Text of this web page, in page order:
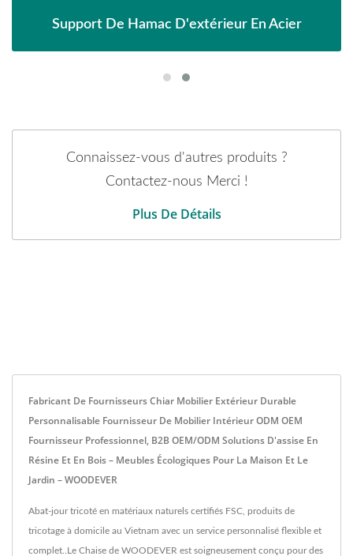
Pergola Avec Pare-Soleil Réglable En Métal
Connaissez-vous d'autres produits ?
Contactez-nous Merci !
Plus De Détails
Fabricant De Fournisseurs Chiar Mobilier Extérieur Durable
Personnalisable Fournisseur De Mobilier Intérieur ODM OEM
Fournisseur Professionnel, B2B OEM/ODM Solutions D'assise En
Résine Et En Bois – Meubles Écologiques Pour La Maison Et Le
Jardin – WOODEVER
Abat-jour tricoté en matériaux naturels certifiés FSC, produits de
tricotage à domicile au Vietnam avec un service personnalisé flexible et
complet..Le Chaise de WOODEVER est soigneusement conçu pour des